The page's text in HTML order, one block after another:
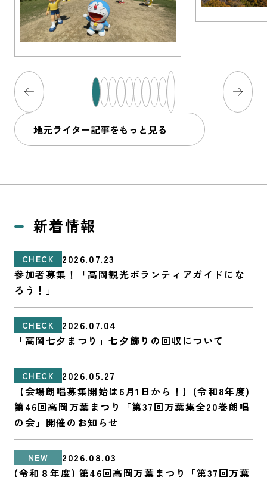
地元ライター記事をもっと見る
新着情報
参加者募集！「高岡観光ボランティアガイドにな
ろう！」
2026.07.23
CHECK
「高岡七夕まつり」七夕飾りの回収について
2026.07.04
CHECK
【会場朗唱募集開始は6月1日から！】(令和8年度)
第46回高岡万葉まつり「第37回万葉集全20巻朗唱
の会」開催のお知らせ
2026.05.27
CHECK
(令和８年度) 第46回高岡万葉まつり「第37回万葉
2026.08.03
NEW